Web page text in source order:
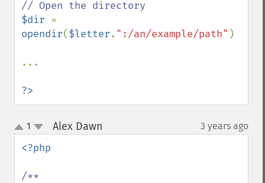
$dir
opendir($letter. ":/an/example/path" )
...
?>
up
down
1 Alex Dawn 3 years ago
<?php
/**